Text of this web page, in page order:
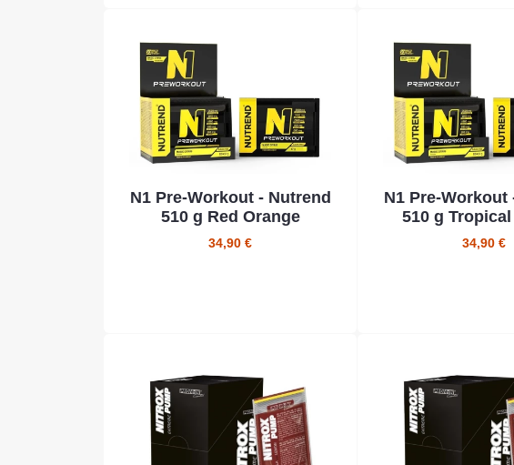
N1 Pre-Workout - Nutrend
510 g Red Orange
34,90 €
N1 Pre-Workout
510 g
34,90 €